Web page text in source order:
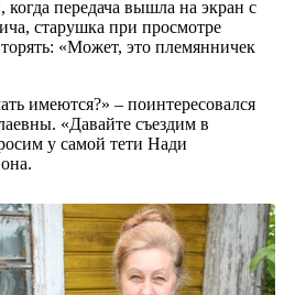
передача вышла на экран с
старушка при просмотре
«Может, это племянничек
имеются?» – поинтересовался
«Давайте съездим в
у самой тети Нади